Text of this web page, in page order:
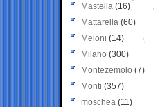
Mastella (16)
Mattarella (60)
Meloni (14)
Milano (300)
Montezemolo (7)
Monti (357)
moschea (11)